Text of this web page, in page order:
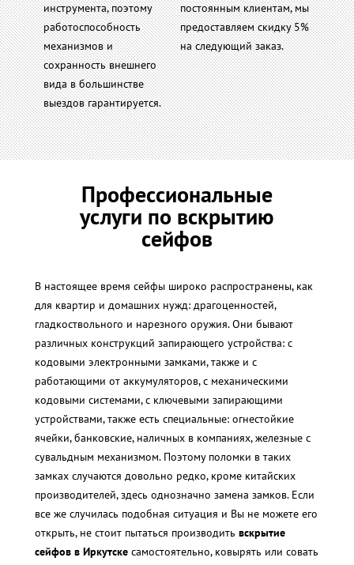
инструмента, поэтому
работоспособность
механизмов и
сохранность внешнего
вида в большинстве
выездов гарантируется.
постоянным клиентам, мы
предоставляем скидку 5%
на следующий заказ.
Профессиональные
услуги по вскрытию
сейфов
В настоящее время сейфы широко распространены, как
для квартир и домашних нужд: драгоценностей,
гладкоствольного и нарезного оружия. Они бывают
различных конструкций запирающего устройства: с
кодовыми электронными замками, также и с
работающими от аккумуляторов, с механическими
кодовыми системами, с ключевыми запирающими
устройствами, также есть специальные: огнестойкие
ячейки, банковские, наличных в компаниях, железные с
сувальдным механизмом. Поэтому поломки в таких
замках случаются довольно редко, кроме китайских
производителей, здесь однозначно замена замков. Если
все же случилась подобная ситуация и Вы не можете его
открыть, не стоит пытаться производить вскрытие
сейфов в Иркутске самостоятельно, ковырять или совать